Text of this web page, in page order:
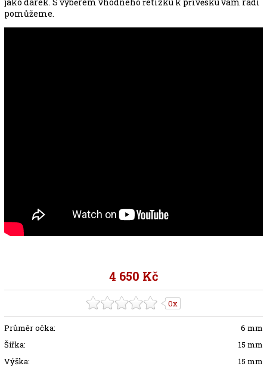
pomůžeme.
4 650 Kč
0x
Průměr očka:
6 mm
Šířka:
15 mm
Výška:
15 mm